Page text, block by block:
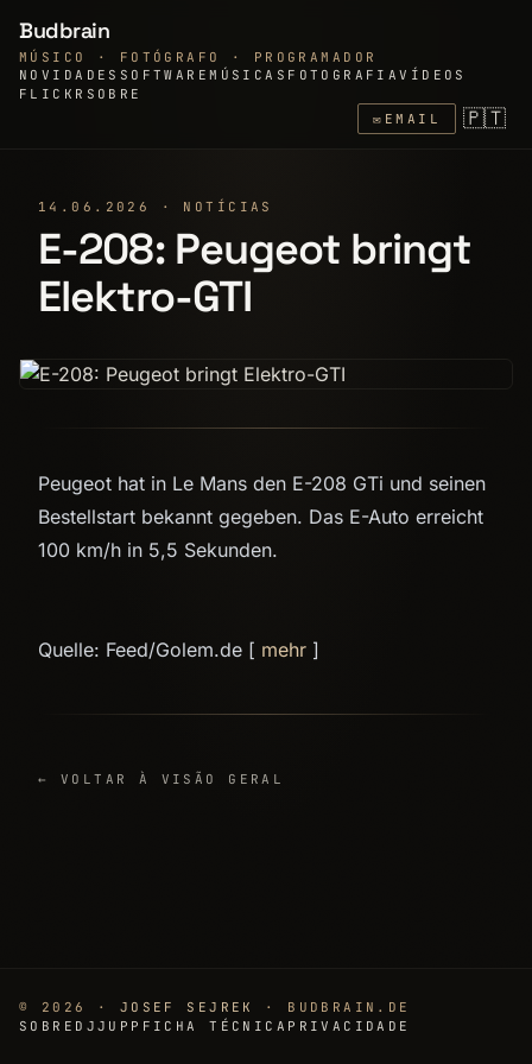
Budbrain
MÚSICO · FOTÓGRAFO · PROGRAMADOR
NOVIDADES SOFTWAREMÚSICAS FOTOGRAFIAVÍDEOS
FLICKR SOBRE
✉ EMAIL 🇵🇹
14.06.2026 · NOTÍCIAS
E-208: Peugeot bringt
Elektro-GTI
Peugeot hat in Le Mans den E-208 GTi und seinen
Bestellstart bekannt gegeben. Das E-Auto erreicht
100 km/h in 5,5 Sekunden.
Quelle: Feed/Golem.de [ mehr ]
← VOLTAR À VISÃO GERAL
© 2026 · JOSEF SEJREK
· BUDBRAIN.DE
SOBRE DJJUPP FICHA TÉCNICA PRIVACIDADE